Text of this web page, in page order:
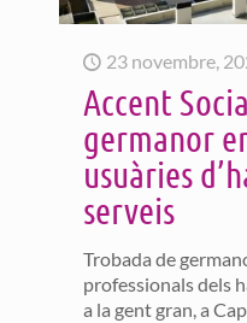
23 novembre,
Accent
germanor
usuàries
serveis
Trobada de
professionals dels
a la gent gran, a